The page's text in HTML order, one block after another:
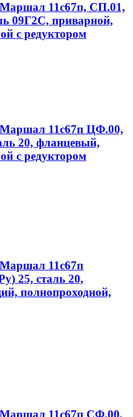
11с67п, СП.01,
09Г2С, приварной,
с редуктором
11с67п ЦФ.00,
20, фланцевый,
с редуктором
11с67п
25, сталь 20,
полнопроходной,